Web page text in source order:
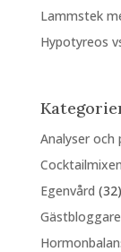
Lammstek
Hypotyreos
Analyser
Cocktailmixen
Egenvård (32)
Gästbloggare